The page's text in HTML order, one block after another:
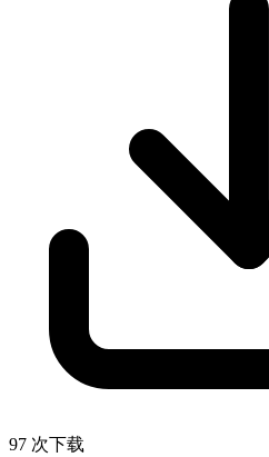
97 次下载